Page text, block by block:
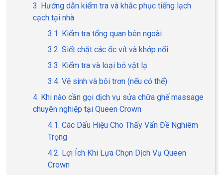
3. Hướng dẫn kiểm tra và khắc phục tiếng lạch
cạch tại nhà
3.1. Kiểm tra tổng quan bên ngoài
3.2. Siết chặt các ốc vít và khớp nối
3.3. Kiểm tra và loại bỏ vật lạ
3.4. Vệ sinh và bôi trơn (nếu có thể)
4. Khi nào cần gọi dịch vụ sửa chữa ghế massage
chuyên nghiệp tại Queen Crown
4.1. Các Dấu Hiệu Cho Thấy Vấn Đề Nghiêm
Trọng
4.2. Lợi Ích Khi Lựa Chọn Dịch Vụ Queen
Crown